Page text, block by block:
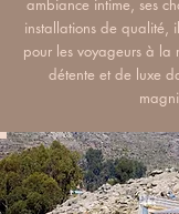
ambiance intime, ses
installations de qualité,
pour les voyageurs à la
détente et de luxe